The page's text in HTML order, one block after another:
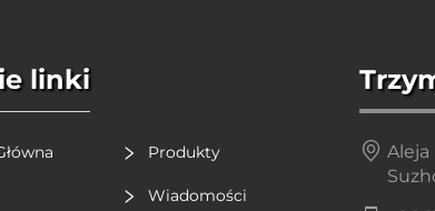
linki
Produkty
Wiadomości